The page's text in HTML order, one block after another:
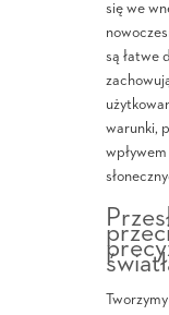
się we
są łatwe
warunki,